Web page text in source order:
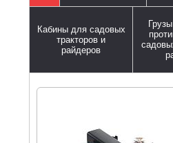
Кабины для садовых
тракторов и
райдеров